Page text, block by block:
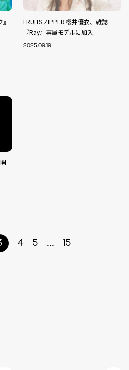
FRUITS ZIPPER 櫻井優衣、雑誌
『Ray』専属モデルに加入
2025.09.19
4 5 ... 15